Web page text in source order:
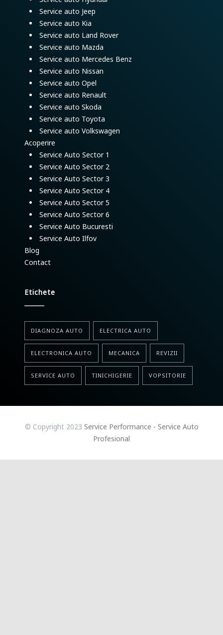
Service auto Jeep
Service auto Kia
Service auto Land Rover
Service auto Mazda
Service auto Mercedes Benz
Service auto Nissan
Service auto Opel
Service auto Renault
Service auto Skoda
Service auto Toyota
Service auto Volkswagen
Acoperire
Service Auto Sector 1
Service Auto Sector 2
Service Auto Sector 3
Service Auto Sector 4
Service Auto Sector 5
Service Auto Sector 6
Service Auto Bucuresti
Service Auto Ilfov
Blog
Contact
Etichete
DIAGNOZA AUTO ELECTRICA AUTO
ELECTRONICA AUTO MECANICA REVIZII
SERVICE AUTO TINICHIGERIE VOPSITORIE
© Copyright 2023 Service Performance - Service Auto
Profesional